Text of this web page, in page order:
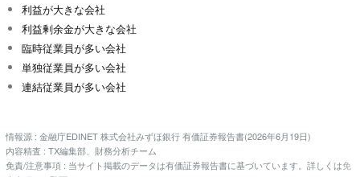
利益が大きな会社
利益剰余金が大きな会社
臨時従業員が多い会社
単独従業員が多い会社
連結従業員が多い会社
情報源 : 金融庁EDINET 株式会社みずほ銀行 有価証券報告書(2026年6月19日)
内容精査 : TX編集部、財務分析チーム
免責/注意事項 : 当サイト掲載のデータは有価証券報告書に基づいています。詳しくは免